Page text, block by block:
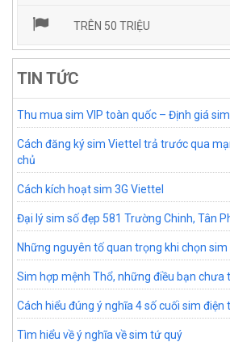
TRÊN 50 TRIỆU
TIN TỨC
Thu mua sim VIP toàn quốc – Định giá
Cách đăng ký sim Viettel trả trước qua
chủ
Cách kích hoạt sim 3G Viettel
Đại lý sim số đẹp 581 Trường Chinh, Tân
Những nguyên tố quan trọng khi chọn
Sim hợp mệnh Thổ, những điều bạn chưa
Cách hiểu đúng ý nghĩa 4 số cuối sim
Tìm hiểu về ý nghĩa về sim tứ quý